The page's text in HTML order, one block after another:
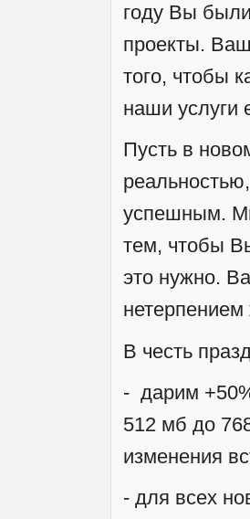
году Вы
проекты.
того, чтобы
наши
Пусть в
успешным.
тем, чтобы
это нужно.
В честь
- дарим
512 мб до
изменения
- для всех